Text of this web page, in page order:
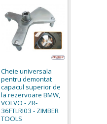
Cheie universala
pentru demontat
capacul superior de
la rezervoare BMW,
VOLVO - ZR-
36FTLRI03 - ZIMBER
TOOLS